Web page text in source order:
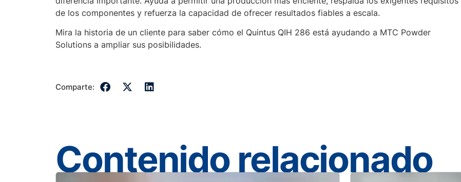
de los componentes y refuerza la capacidad de ofrecer resultados fiables a escala.
Mira la historia de un cliente para saber cómo el Quintus QIH 286 está ayudando a MTC Powder
Solutions a ampliar sus posibilidades.
Comparte:
Contenido relacionado